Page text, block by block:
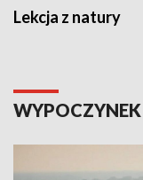
Lekcja z natury
WYPOCZYNEK